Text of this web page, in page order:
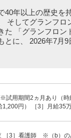
40年以上の歴史を
そしてグランフロ
た 「グランフロン
とに、 2026年7月9
試用期間2ヵ月あり（
円） ［3］月給35
［3］看護師 ※（b）の